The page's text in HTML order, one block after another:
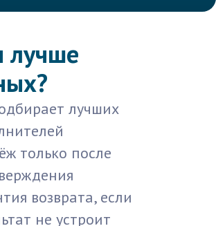
лучших
только после
возврата, если
не устроит